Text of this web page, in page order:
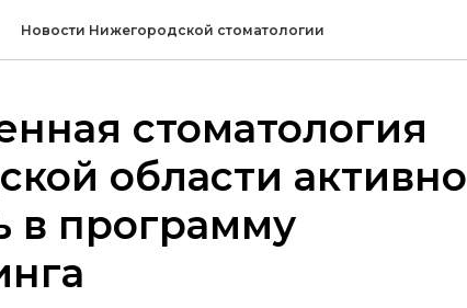
Новости Нижегородской стоматологии
стоматология
области активно
в программу